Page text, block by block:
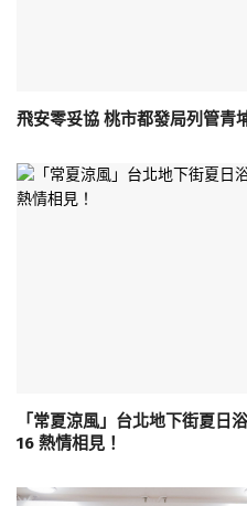
飛安零妥協 桃市都發局列管青
「常夏涼風」台北地下街夏日
16 熱情相見！